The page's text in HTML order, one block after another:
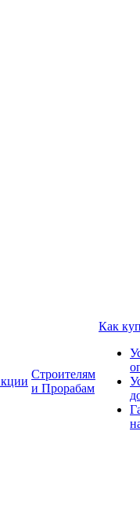
Строителям
и Прорабам
Как